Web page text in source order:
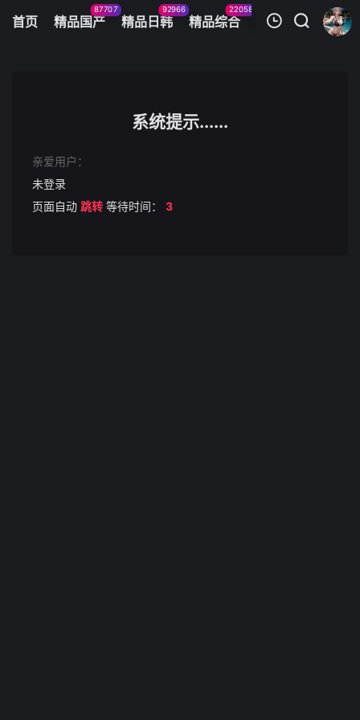
首页 精品国产
87707
精品日韩
92966
精品综合
22058
火辣美图 今日
清空
系统提示......
亲爱用户：
未登录
页面自动 跳转 等待时间： 3